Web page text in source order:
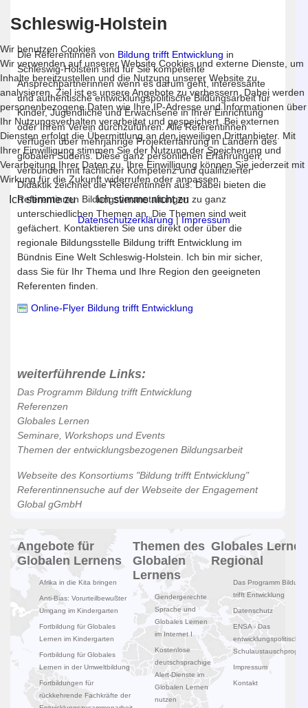
Schleswig-Holstein
Die Referentinnen von Bildung trifft Entwicklung in
Schleswig-Holstein sind für Sie kompetente
Ansprechpartnerinnen wenn es darum geht, interessante
und authentische entwicklungspolitische Bildungsarbeit für
Kinder, Jugendliche und Erwachsene in Ihrer Einrichtung
oder Ihrem Verein durchzuführen. Alle Referentinnen
verfügen über mehrjährige Projekterfahrung in Ländern des
globalen Südens. Diese ganz persönlichen Erfahrungen,
verbunden mit fachlicher Kompetenz und qualifizierter
Didaktik zeichnet die Referentinnen aus. Dabei bieten die
Referentinnen Bildungsveranstaltungen zu ganz
unterschiedlichen Themen an. Die Themen sind weit
gefächert. Kontaktieren Sie uns direkt oder über die
regionale Bildungsstelle Bildung trifft Entwicklung im
Bündnis Eine Welt Schleswig-Holstein. Ich bin mir sicher,
dass Sie für Ihr Thema und Ihre Region den geeigneten
Referenten finden.
Online-Flyer Bildung trifft Entwicklung
weiterführende Links:
Das Programm Bildung trifft Entwicklung
Referenzen
Globales Lernen
Seminare, Workshops und Events
Themen der entwicklungsbezogenen Bildungsarbeit
Webseite des Konsortiums "Bildung trifft Entwicklung"
Referentinnensuche auf der Webseite der Engagement
Global gGmbH
Angebote für
Globalen Lernens
Afrika in die Kita bringen
Anti-Bias: Vorurteilbewußter
Umgang im Kindergarten
Fortbildung für Globales
Lernen im Kindergarten
Fortbildung für Globales
Lernen in der Umweltbildung
Fortbildungen für
rückkehrende Fachkräfte der
Themen des
Globalen
Lernens
Gendergerechte
Sprache und
Globales Lernen
im Internet I
Kostenlose
deutschsprachige
Alert-Dienste im
Globalen Lernen
nutzen
Globales Lernen
Regional
Das Programm Bildung
trifft Entwicklung
Datenschutz
ENSA - Das
entwicklungspolitische
Impressum
Kontakt
Wir benutzen Cookies
Wir verwenden auf unserer Website Cookies und externe Dienste, um
Inhalte bereitzustellen und die Nutzung unserer Website zu
analysieren. Ziel ist es unsere Angebote zu verbessern. Dabei werden
personenbezogene Daten wie Ihre IP-Adresse und Informationen über
Ihr Nutzungsverhalten verarbeitet und gespeichert. Bei externen
Diensten erfolgt die Übermittlung an den jeweiligen Drittanbieter. Mit
Ihrer Einwilligung stimmen Sie der Nutzung der Speicherung und
Verarbeitung Ihrer Daten zu. Ihre Einwilligung können Sie jederzeit mit
Wirkung für die Zukunft widerrufen oder anpassen.
Ich stimme zu Ich stimme nicht zu
Datenschutzerklärung |Impressum